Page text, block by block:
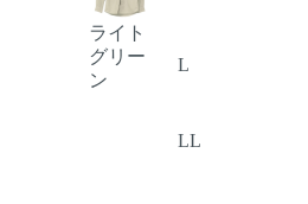
ライト
グリー
ン
L
LL